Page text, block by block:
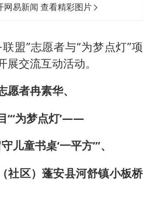
网易新闻 查看精彩图片
盟”志愿者与“为梦点灯”项
展交流互动活动。
愿者冉素华、
“‘为梦点灯’——
儿童书桌‘一平方’”、
社区）蓬安县河舒镇小板桥